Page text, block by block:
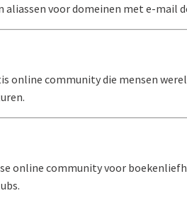
aliassen voor domeinen met e-mail
online community die mensen
online community voor